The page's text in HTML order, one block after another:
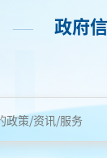
—— 政府